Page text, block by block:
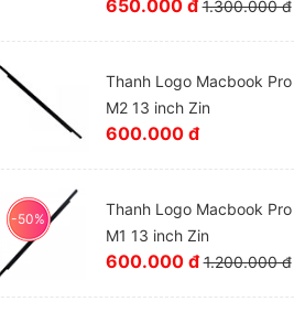
650.000 đ 1.300.000 đ
Thanh Logo Macbook Pro
M2 13 inch Zin
600.000 đ
-50%
Thanh Logo Macbook Pro
M1 13 inch Zin
600.000 đ 1.200.000 đ